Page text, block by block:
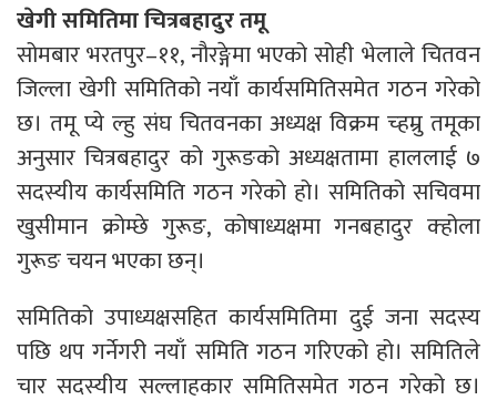
खेगी समितिमा चित्रबहादुर तमू
सोमबार भरतपुर–११, नौरङ्गेमा भएको सोही भेलाले चितवन
जिल्ला खेगी समितिको नयाँ कार्यसमितिसमेत गठन गरेको
छ। तमू प्ये ल्हु संघ चितवनका अध्यक्ष विक्रम च्हम्रु तमूका
अनुसार चित्रबहादुर को गुरूङको अध्यक्षतामा हाललाई ७
सदस्यीय कार्यसमिति गठन गरेको हो। समितिको सचिवमा
खुसीमान क्रोम्छे गुरूङ, कोषाध्यक्षमा गनबहादुर क्होला
गुरूङ चयन भएका छन्।
समितिको उपाध्यक्षसहित कार्यसमितिमा दुई जना सदस्य
पछि थप गर्नेगरी नयाँ समिति गठन गरिएको हो। समितिले
चार सदस्यीय सल्लाहकार समितिसमेत गठन गरेको छ।